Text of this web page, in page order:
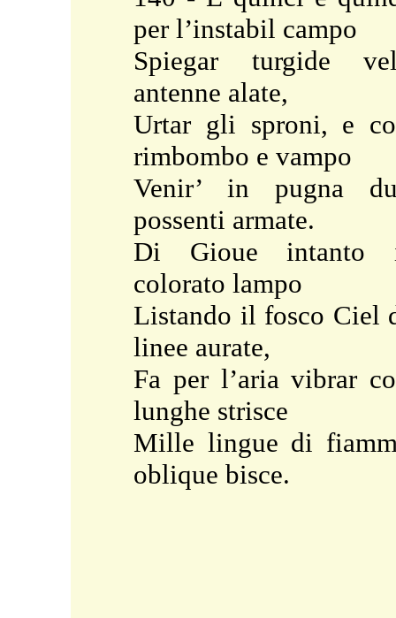
per l’instabil campo
Spiegar turgide
antenne alate,
Urtar gli sproni, e
rimbombo e vampo
Venir’ in pugna
possenti armate.
Di Gioue intanto
colorato lampo
Listando il fosco Ciel
linee aurate,
Fa per l’aria vibrar
lunghe strisce
Mille lingue di
oblique bisce.